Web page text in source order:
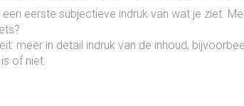
eerste subjectieve indruk van wat je ziet.
meer in detail indruk van de inhoud,
of niet.